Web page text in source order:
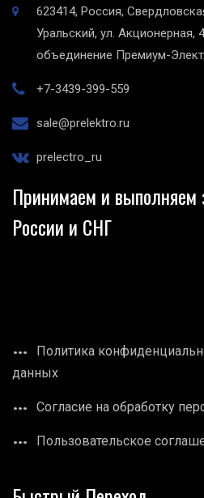
623414, Россия,
Уральский, ул. Акционерная, 4
объединение Премиум-
+7-3439-399-559
sale@prelektro.ru
prelectro_ru
Принимаем и выполняем
России и СНГ
Политика
данных
Согласие на обработку
Пользовательское